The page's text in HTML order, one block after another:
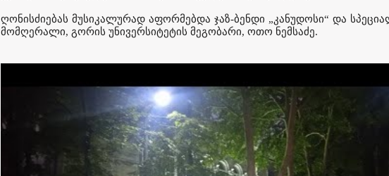
ღონისძიებას მუსიკალურად აფორმებდა ჯაზ-ბენდი „კანუდოსი“ და
მომღერალი, გორის უნივერსიტეტის მეგობარი, ოთო ნემსაძე.